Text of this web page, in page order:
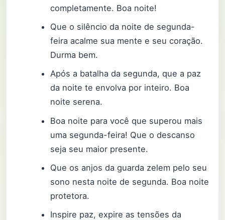
completamente. Boa noite!
Que o silêncio da noite de segunda-
feira acalme sua mente e seu coração.
Durma bem.
Após a batalha da segunda, que a paz
da noite te envolva por inteiro. Boa
noite serena.
Boa noite para você que superou mais
uma segunda-feira! Que o descanso
seja seu maior presente.
Que os anjos da guarda zelem pelo seu
sono nesta noite de segunda. Boa noite
protetora.
Inspire paz, expire as tensões da